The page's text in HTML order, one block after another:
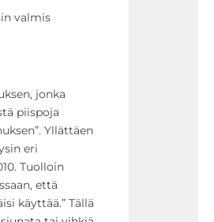
valmis
jonka
piispoja
Yllättäen
eri
Tuolloin
että
käyttää.” Tällä